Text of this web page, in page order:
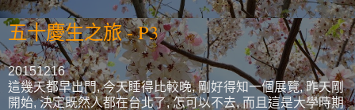
五十慶生之旅 - P3
20151216
這幾天都早出門, 今天睡得比較晚, 剛好得知一個展覽, 昨天剛
開始, 決定既然人都在台北了, 怎可以不去, 而且這是大學時期